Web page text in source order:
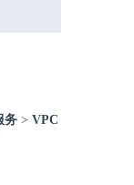
务 > VPC